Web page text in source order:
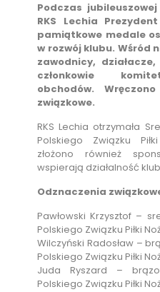
Podczas
RKS Lechia
pamiątkowe medale
w rozwój klubu. Wśród
zawodnicy,
członkowie
obchodów.
związkowe.
RKS Lechia otrzymała
Polskiego Związku
złożono również
wspierają działalność
Odznaczenia
Pawłowski Krzysztof –
Polskiego Związku Piłki
Wilczyński Radosław –
Polskiego Związku Piłki
Juda Ryszard –
Polskiego Związku Piłki